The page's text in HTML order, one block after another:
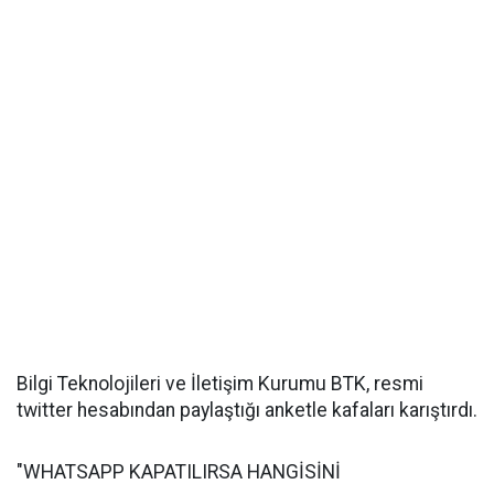
Bilgi Teknolojileri ve İletişim Kurumu BTK, resmi
twitter hesabından paylaştığı anketle kafaları karıştırdı.
"WHATSAPP KAPATILIRSA HANGİSİNİ